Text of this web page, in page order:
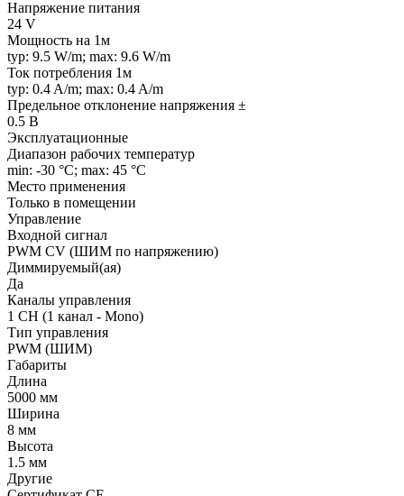
Напряжение питания
24 V
Мощность на 1м
typ: 9.5 W/m; max: 9.6 W/m
Ток потребления 1м
typ: 0.4 A/m; max: 0.4 A/m
Предельное отклонение напряжения ±
0.5 В
Эксплуатационные
Диапазон рабочих температур
min: -30 °C; max: 45 °C
Место применения
Только в помещении
Управление
Входной сигнал
PWM СV (ШИМ по напряжению)
Диммируемый(ая)
Да
Каналы управления
1 CH (1 канал - Mono)
Тип управления
PWM (ШИМ)
Габариты
Длина
5000 мм
Ширина
8 мм
Высота
1.5 мм
Другие